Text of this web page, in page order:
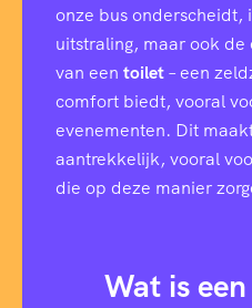
onze bus onderscheidt,
uitstraling, maar ook de
van een toilet– een
comfort biedt, vooral
evenementen. Dit
aantrekkelijk, vooral
die op deze manier
Wat is